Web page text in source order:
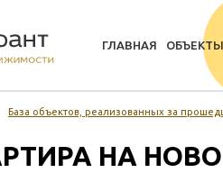
ГЛАВНАЯ ОБЪЕКТЫ
База объектов, реализованных за
НА